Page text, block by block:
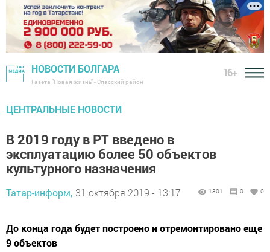
НОВОСТИ БОЛГАРА
Газета "Новая жизнь" - Спасский район
16+
ЦЕНТРАЛЬНЫЕ НОВОСТИ
В 2019 году в РТ введено в
эксплуатацию более 50 объектов
культурного назначения
Татар-информ, 31 октября 2019 - 13:17 1301 0 0
До конца года будет построено и отремонтировано еще
9 объектов